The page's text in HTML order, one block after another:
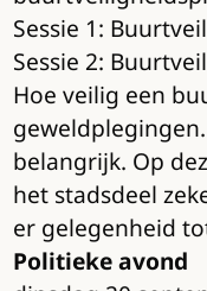
Sessie 1:
Sessie 2:
Hoe veilig een
belangrijk. Op
het stadsdeel
er gelegenheid
Politieke avond